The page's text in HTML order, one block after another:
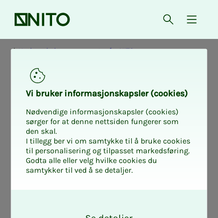
Forsiden Åpne søk
{
Undersøkelser og rapporter fra NITO
Vi bru­­­ker in­­­for­­­ma­­­sjons­­­kaps­­­­­ler (cookies)
Nødvendige informasjonskapsler (cookies)
sørger for at denne nettsiden fungerer som
den skal.
I tillegg ber vi om samtykke til å bruke cookies
til personalisering og tilpasset markedsføring.
Godta alle eller velg hvilke cookies du
samtykker til ved å se detaljer.